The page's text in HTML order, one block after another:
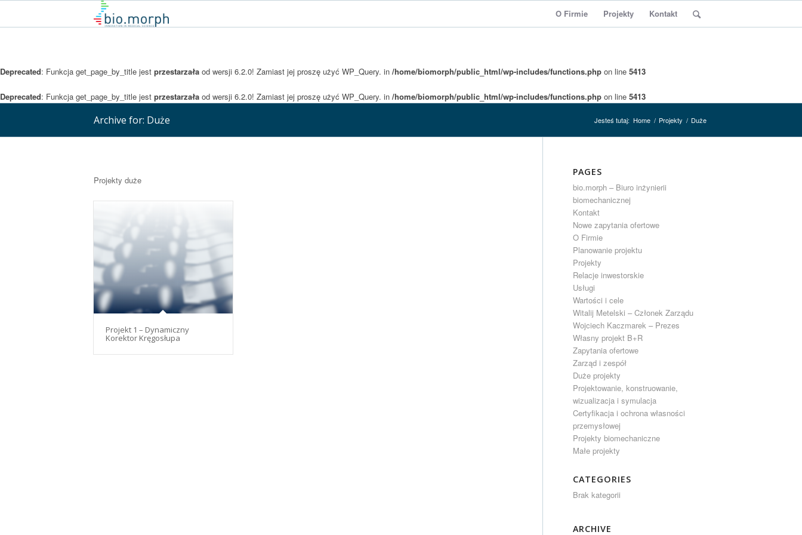
O Firmie Projekty Kontakt
Deprecated: Funkcja get_page_by_title jest przestarzała od wersji 6.2.0! Zamiast jej proszę użyć WP_Query. in /home/biomorph/public_html/wp-includes/functions.php on line 5413
Deprecated: Funkcja get_page_by_title jest przestarzała od wersji 6.2.0! Zamiast jej proszę użyć WP_Query. in /home/biomorph/public_html/wp-includes/functions.php on line 5413
Archive for: Duże Jesteś tutaj: Home / Projekty / Duże
Projekty duże
Projekt 1 – Dynamiczny
Korektor Kręgosłupa
PAGES
bio.morph – Biuro inżynierii
biomechanicznej
Kontakt
Nowe zapytania ofertowe
O Firmie
Planowanie projektu
Projekty
Relacje inwestorskie
Usługi
Wartości i cele
Witalij Metelski – Członek Zarządu
Wojciech Kaczmarek – Prezes
Własny projekt B+R
Zapytania ofertowe
Zarząd i zespół
Duże projekty
Projektowanie, konstruowanie,
wizualizacja i symulacja
Certyfikacja i ochrona własności
przemysłowej
Projekty biomechaniczne
Małe projekty
CATEGORIES
Brak kategorii
ARCHIVE